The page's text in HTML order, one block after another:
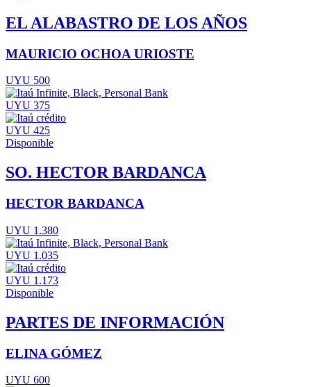
EL ALABASTRO DE LOS AÑOS
MAURICIO OCHOA URIOSTE
UYU 500
UYU 375
UYU 425
Disponible
SO. HECTOR BARDANCA
HECTOR BARDANCA
UYU 1.380
UYU 1.035
UYU 1.173
Disponible
PARTES DE INFORMACIÓN
ELINA GÓMEZ
UYU 600